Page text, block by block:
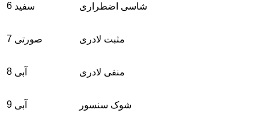
6 سفید شاسی اضطراری
7 صورتی مثبت لادری
8 آبی منفی لادری
9 آبی شوک سنسور